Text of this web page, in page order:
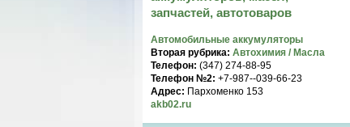
запчастей, автотоваров
Автомобильные аккумуляторы
Вторая рубрика: Автохимия / Масла
Телефон: (347) 274-88-95
Телефон №2: +7-987--039-66-23
Адрес: Пархоменко 153
akb02.ru